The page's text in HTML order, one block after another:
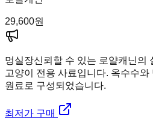
29,600원
멍실장신뢰할 수 있는 로얄캐닌의
고양이 전용 사료입니다. 옥수수와
원료로 구성되었습니다.
최저가 구매